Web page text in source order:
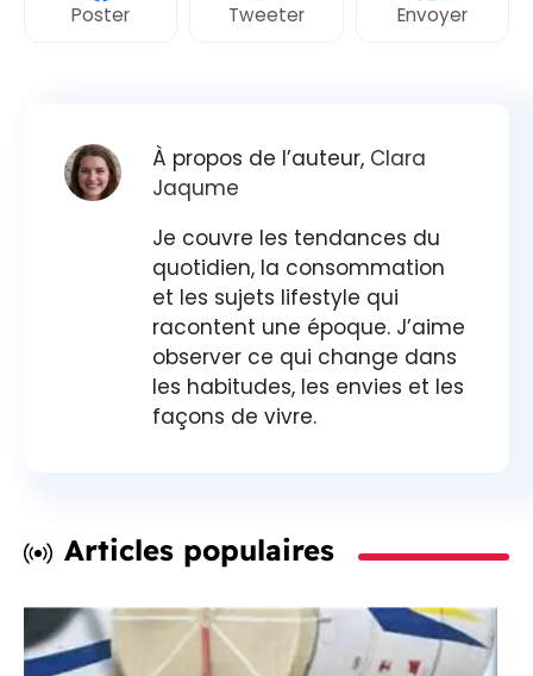
Poster Tweeter Envoyer
À propos de l’auteur, Clara
Jaqume
Je couvre les tendances du
quotidien, la consommation
et les sujets lifestyle qui
racontent une époque. J’aime
observer ce qui change dans
les habitudes, les envies et les
façons de vivre.
Articles populaires